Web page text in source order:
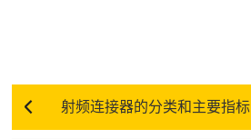
射频连接器的分类和主要指标